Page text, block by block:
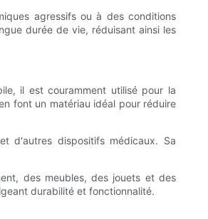
agressifs ou à des conditions
durée de vie, réduisant ainsi les
il est couramment utilisé pour la
font un matériau idéal pour réduire
d'autres dispositifs médicaux. Sa
des meubles, des jouets et des
durabilité et fonctionnalité.